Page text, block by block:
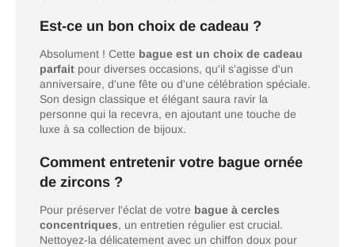
Est-ce un bon choix de cadeau ?
Absolument ! Cette bague est un choix de cadeau
parfait pour diverses occasions, qu'il s'agisse d'un
anniversaire, d'une fête ou d'une célébration spéciale.
Son design classique et élégant saura ravir la
personne qui la recevra, en ajoutant une touche de
luxe à sa collection de bijoux.
Comment entretenir votre bague ornée
de zircons ?
Pour préserver l'éclat de votre bague à cercles
concentriques, un entretien régulier est crucial.
Nettoyez-la délicatement avec un chiffon doux pour